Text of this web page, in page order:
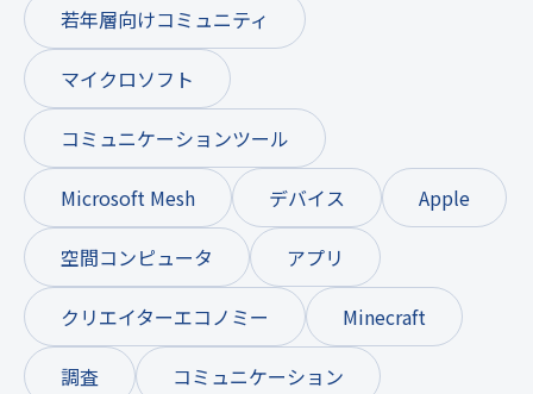
若年層向けコミュニティ
マイクロソフト
コミュニケーションツール
Microsoft Mesh デバイス Apple
空間コンピュータ アプリ
クリエイターエコノミー Minecraft
調査 コミュニケーション